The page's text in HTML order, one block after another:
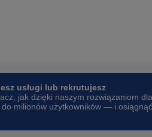
usługi lub rekrutujesz
jak dzięki naszym rozwiązaniom dla
milionów użytkowników — i osiągnąć